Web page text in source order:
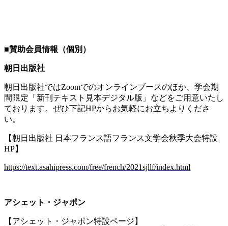
■賛助会員情報（個別）
朝日出版社
朝日出版社ではZoomでのオンラインブースのほか、学会期
間限定「新刊テキスト見本デジタル版」などをご用意いたし
ております。ぜひ下記HPからお気軽にお立ちよりくださ
い。
【朝日出版社 日本フランス語フランス文学会秋季大会特設
HP】
https://text.asahipress.com/free/french/2021sjllf/index.html
アシェット・ジャポン
【アシェット・ジャポン特設ページ】